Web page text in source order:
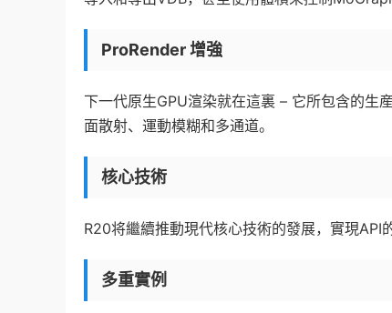
ProRender 增強
下一代原生GPU渲染就在這裏 – 它所包含的生
面散射、運動模糊和多通道。
核心技術
R20将繼續推動現代核心技術的發展，實現API
多重實例